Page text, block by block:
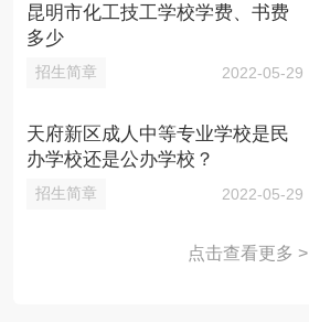
昆明市化工技工学校学费、书费
多少
招生简章 2022-05-29
天府新区成人中等专业学校是民
办学校还是公办学校？
招生简章 2022-05-29
点击查看更多 >